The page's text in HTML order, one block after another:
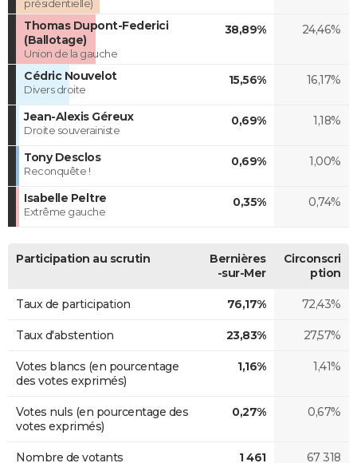
présidentielle)
Thomas Dupont-Federici
(Ballotage)
Union de la gauche
38,89% 24,46%
Cédric Nouvelot
Divers droite
15,56% 16,17%
Jean-Alexis Géreux
Droite souverainiste
0,69% 1,18%
Tony Desclos
Reconquête !
0,69% 1,00%
Isabelle Peltre
Extrême gauche
0,35% 0,74%
Participation au scrutin
Bernières
-sur-Mer
Circonscri
ption
Taux de participation 76,17% 72,43%
Taux d'abstention 23,83% 27,57%
Votes blancs (en pourcentage
des votes exprimés)
1,16% 1,41%
Votes nuls (en pourcentage des
votes exprimés)
0,27% 0,67%
Nombre de votants 1 461 67 318